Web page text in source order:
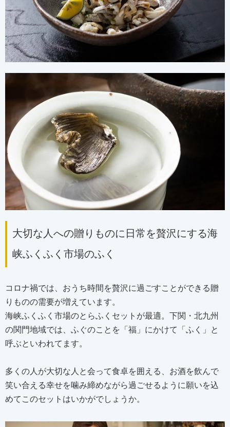
大切な人への贈りものに日常を贅沢にする海
峡ふくふく市場のふく
コロナ禍では、おうち時間を贅沢に過ごすことができる贈
りものの需要が増えています。
海峡ふくふく市場のとらふくセットが最適。下関・北九州
の関門地域では、ふぐのことを「福」にかけて「ふく」と
呼ぶといわれてます。
多くの人が大切な人と会って食卓を囲える、お酒を飲んで
笑い合える幸せを噛み締めながら過ごせるように願いを込
めてこのセットはいかがでしょうか。